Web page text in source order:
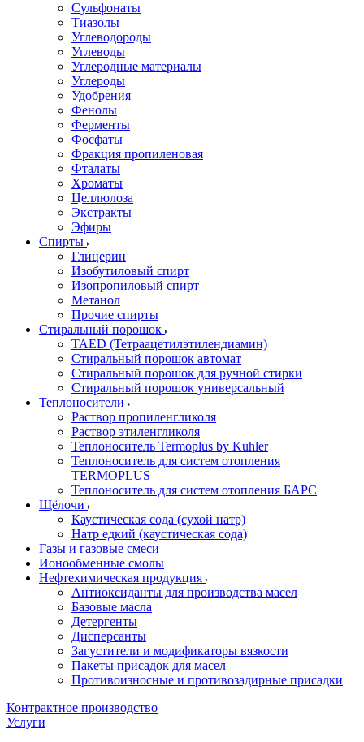
Сульфонаты
Тиазолы
Углеводороды
Углеводы
Углеродные материалы
Углероды
Удобрения
Фенолы
Ферменты
Фосфаты
Фракция пропиленовая
Фталаты
Хроматы
Целлюлоза
Экстракты
Эфиры
Спирты
Глицерин
Изобутиловый спирт
Изопропиловый спирт
Метанол
Прочие спирты
Стиральный порошок
TAED (Тетраацетилэтилендиамин)
Стиральный порошок автомат
Стиральный порошок для ручной стирки
Стиральный порошок универсальный
Теплоносители
Раствор пропиленгликоля
Раствор этиленгликоля
Теплоноситель Termoplus by Kuhler
Теплоноситель для систем отопления
TERMOPLUS
Теплоноситель для систем отопления БАРС
Щёлочи
Каустическая сода (сухой натр)
Натр едкий (каустическая сода)
Газы и газовые смеси
Ионообменные смолы
Нефтехимическая продукция
Антиоксиданты для производства масел
Базовые масла
Детергенты
Дисперсанты
Загустители и модификаторы вязкости
Пакеты присадок для масел
Противоизносные и противозадирные присадки
Контрактное производство
Услуги